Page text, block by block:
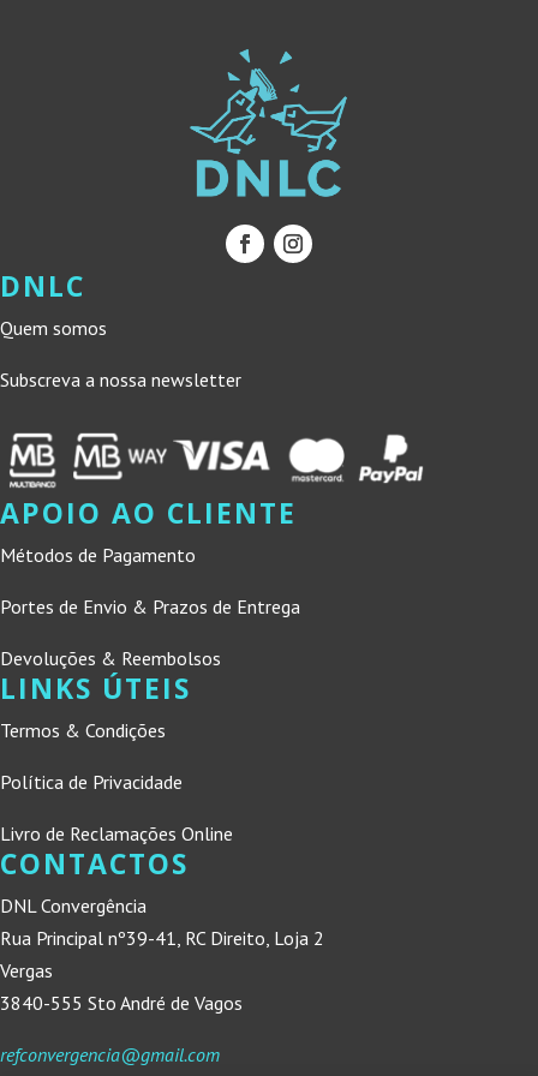
DNLC
Quem somos
Subscreva a nossa newsletter
APOIO AO CLIENTE
Métodos de Pagamento
Portes de Envio & Prazos de Entrega
Devoluções & Reembolsos
LINKS ÚTEIS
Termos & Condições
Política de Privacidade
Livro de Reclamações Online
CONTACTOS
DNL Convergência
Rua Principal nº39-41, RC Direito, Loja 2
Vergas
3840-555 Sto André de Vagos
refconvergencia@gmail.com